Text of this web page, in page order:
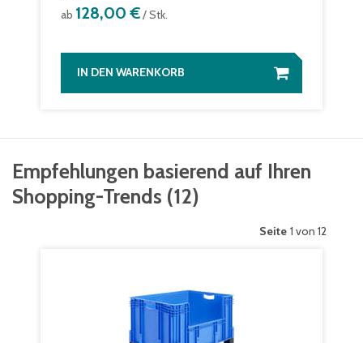
ab 128,00 €/ Stk.
IN DEN WARENKORB
Empfehlungen basierend auf Ihren
Shopping-Trends (12)
Seite 1 von 12